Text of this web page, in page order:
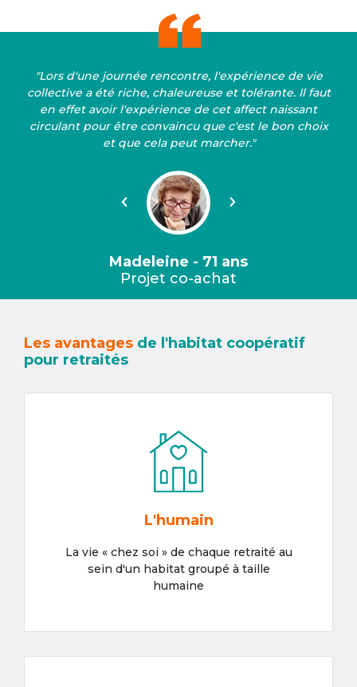
"Lors d'une journée rencontre, l'expérience de vie
collective a été riche, chaleureuse et tolérante. Il faut
en effet avoir l'expérience de cet affect naissant
circulant pour être convaincu que c'est le bon choix
et que cela peut marcher."
Précédent Suivant
Madeleine - 71 ans
Projet co-achat
Les avantages de l'habitat coopératif
pour retraités
L'humain
La vie « chez soi » de chaque retraité au
sein d'un habitat groupé à taille
humaine